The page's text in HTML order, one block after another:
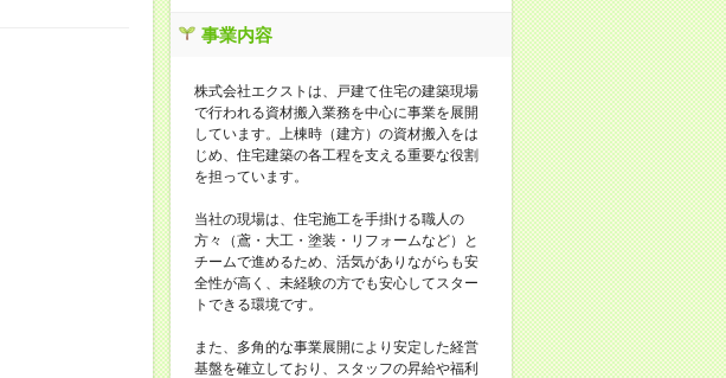
事業内容
株式会社エクストは、戸建て住宅の建築現場
で行われる資材搬入業務を中心に事業を展開
しています。上棟時（建方）の資材搬入をは
じめ、住宅建築の各工程を支える重要な役割
を担っています。
当社の現場は、住宅施工を手掛ける職人の
方々（鳶・大工・塗装・リフォームなど）と
チームで進めるため、活気がありながらも安
全性が高く、未経験の方でも安心してスター
トできる環境です。
また、多角的な事業展開により安定した経営
基盤を確立しており、スタッフの昇給や福利